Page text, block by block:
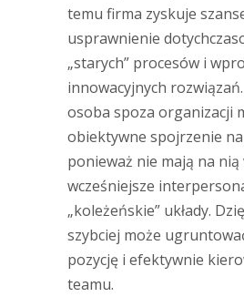
temu firma zyskuje
usprawnienie
„starych” procesów i
innowacyjnych
osoba spoza organizacji
obiektywne spojrzenie na
ponieważ nie mają na nią
wcześniejsze
„koleżeńskie” układy.
szybciej może
pozycję i efektywnie
teamu.